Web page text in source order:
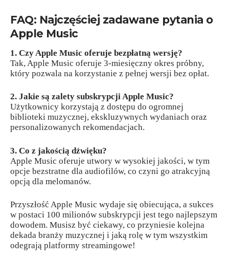
FAQ: Najczęściej zadawane pytania o
Apple Music
1. Czy Apple Music oferuje bezpłatną wersję?
Tak, Apple Music oferuje 3-miesięczny okres próbny,
który pozwala na korzystanie z pełnej wersji bez opłat.
2. Jakie są zalety subskrypcji Apple Music?
Użytkownicy korzystają z dostępu do ogromnej
biblioteki muzycznej, ekskluzywnych wydaniach oraz
personalizowanych rekomendacjach.
3. Co z jakością dźwięku?
Apple Music oferuje utwory w wysokiej jakości, w tym
opcje bezstratne dla audiofilów, co czyni go atrakcyjną
opcją dla melomanów.
Przyszłość Apple Music wydaje się obiecująca, a sukces
w postaci 100 milionów subskrypcji jest tego najlepszym
dowodem. Musisz być ciekawy, co przyniesie kolejna
dekada branży muzycznej i jaką rolę w tym wszystkim
odegrają platformy streamingowe!